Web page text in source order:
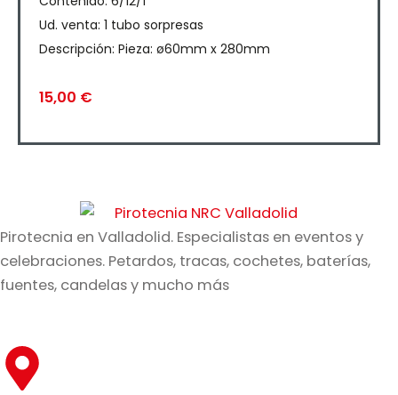
Ud. venta: 1 tubo sorpresas
Descripción: Pieza: ø60mm x 280mm
15,00 €
Pirotecnia en Valladolid. Especialistas en eventos y
celebraciones. Petardos, tracas, cochetes, baterías,
fuentes, candelas y mucho más